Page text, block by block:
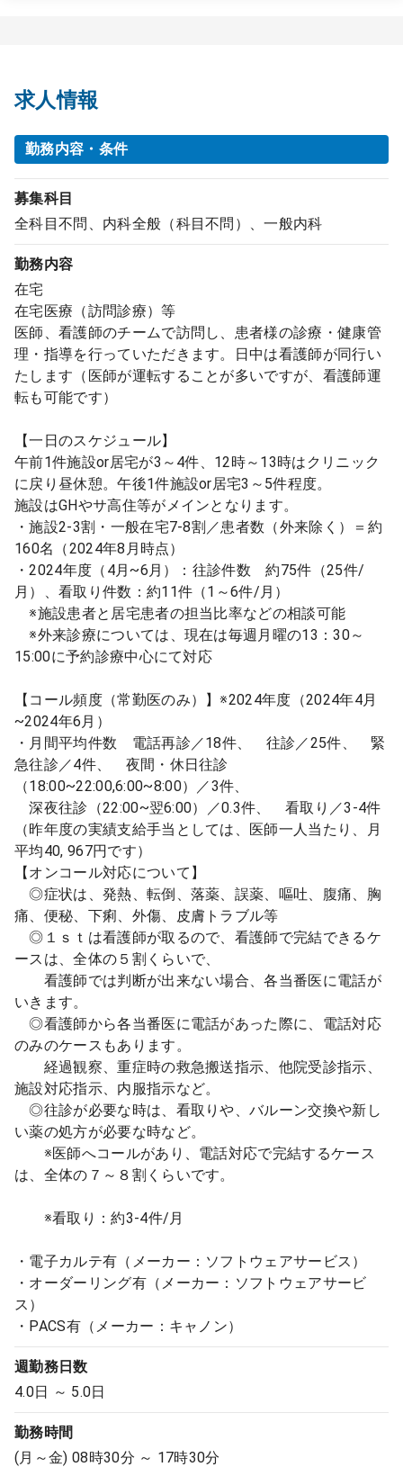
求人情報
勤務内容・条件
募集科目
全科目不問、内科全般（科目不問）、一般内科
勤務内容
在宅
在宅医療（訪問診療）等
医師、看護師のチームで訪問し、患者様の診療・健康管
理・指導を行っていただきます。日中は看護師が同行い
たします（医師が運転することが多いですが、看護師運
転も可能です）
【一日のスケジュール】
午前1件施設or居宅が3～4件、12時～13時はクリニック
に戻り昼休憩。午後1件施設or居宅3～5件程度。
施設はGHやサ高住等がメインとなります。
・施設2-3割・一般在宅7-8割／患者数（外来除く）＝約
160名（2024年8月時点）
・2024年度（4月~6月）：往診件数 約75件（25件/
月）、看取り件数：約11件（1～6件/月）
※施設患者と居宅患者の担当比率などの相談可能
※外来診療については、現在は毎週月曜の13：30～
15:00に予約診療中心にて対応
【コール頻度（常勤医のみ）】※2024年度（2024年4月
~2024年6月）
・月間平均件数 電話再診／18件、 往診／25件、 緊
急往診／4件、 夜間・休日往診
（18:00~22:00,6:00~8:00）／3件、
深夜往診（22:00~翌6:00）／0.3件、 看取り／3-4件
（昨年度の実績支給手当としては、医師一人当たり、月
平均40, 967円です）
【オンコール対応について】
◎症状は、発熱、転倒、落薬、誤薬、嘔吐、腹痛、胸
痛、便秘、下痢、外傷、皮膚トラブル等
◎１ｓｔは看護師が取るので、看護師で完結できるケ
ースは、全体の５割くらいで、
看護師では判断が出来ない場合、各当番医に電話が
いきます。
◎看護師から各当番医に電話があった際に、電話対応
のみのケースもあります。
経過観察、重症時の救急搬送指示、他院受診指示、
施設対応指示、内服指示など。
◎往診が必要な時は、看取りや、バルーン交換や新し
い薬の処方が必要な時など。
※医師へコールがあり、電話対応で完結するケース
は、全体の７～８割くらいです。
※看取り：約3-4件/月
・電子カルテ有（メーカー：ソフトウェアサービス）
・オーダーリング有（メーカー：ソフトウェアサービ
ス）
・PACS有（メーカー：キャノン）
週勤務日数
4.0日 ～ 5.0日
勤務時間
(月～金) 08時30分 ～ 17時30分